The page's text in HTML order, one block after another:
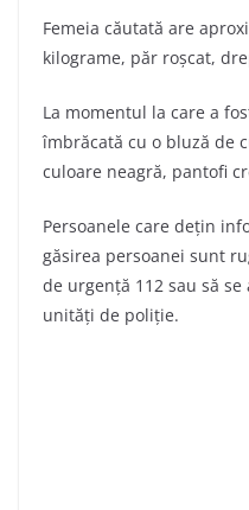
Femeia căutată are
kilograme, păr roșcat,
La momentul la care a
îmbrăcată cu o bluză de
culoare neagră, pantofi
Persoanele care dețin
găsirea persoanei sunt
de urgență 112 sau să
unităţi de poliție.